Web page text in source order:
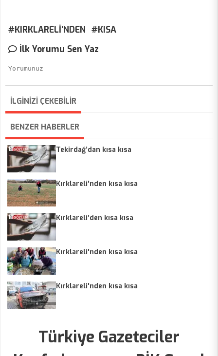
#KIRKLARELİ'NDEN #KISA
İlk Yorumu Sen Yaz
İLGİNİZİ ÇEKEBİLİR
BENZER HABERLER
Tekirdağ’dan kısa kısa
Kırklareli'nden kısa kısa
Kırklareli’den kısa kısa
Kırklareli'nden kısa kısa
Kırklareli'nden kısa kısa
Türkiye Gazeteciler